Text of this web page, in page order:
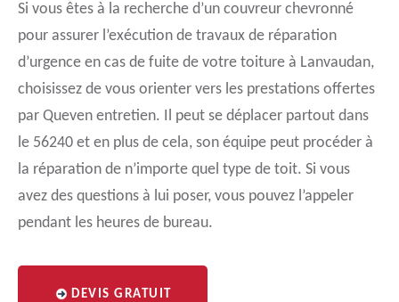
Si vous êtes à la recherche d’un couvreur chevronné
pour assurer l’exécution de travaux de réparation
d’urgence en cas de fuite de votre toiture à Lanvaudan,
choisissez de vous orienter vers les prestations offertes
par Queven entretien. Il peut se déplacer partout dans
le 56240 et en plus de cela, son équipe peut procéder à
la réparation de n’importe quel type de toit. Si vous
avez des questions à lui poser, vous pouvez l’appeler
pendant les heures de bureau.
DEVIS GRATUIT